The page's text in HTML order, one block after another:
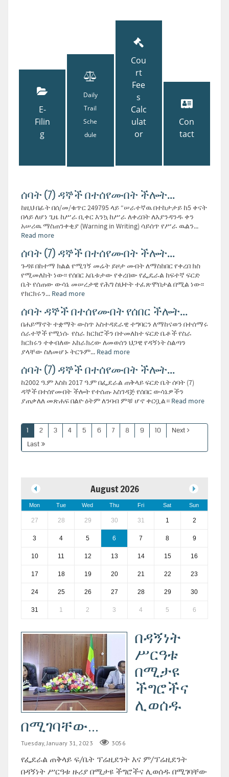
E-
Filin
g
Daily
Trail
Sche
dule
Cou
rt
Fee
s
Calc
ulat
or
Con
tact
ሰባት (7) ዳኞች በተሰየሙበት ችሎት...
ከዚህ በፊት በሰ/መ/ቁጥር 249795 ላይ “ሠራተኛዉ በተከታታይ ከ5 ቀናት
በላይ ለሆነ ጊዜ ከሥራ ቢቀር እንኳ ከሥራ ለቀረበት ለእያንዳንዱ ቀን
አሠሪዉ ማስጠንቀቂያ (Warning in Writing) ሳይሰጥ የሥራ ዉልን...
Read more
ሰባት (7) ዳኞች በተሰየሙበት ችሎት...
ጉዳዩ በከተማ ክልል የሚገኝ መሬት ይዞታ መብት ለማስከበር የቀረበ ክስ
የሚመለከት ነው፡፡ የሰበር አቤቱታው የቀረበው የፌዴራል ከፍተኛ ፍርድ
ቤት የሰጠው ውሳኔ መሠረታዊ የሕግ ስህተት ተፈጽሞበታል በሚል ነው፡፡
የክርክሩን... Read more
ሰባት ዳኞች በተሰየሙበት የሰበር ችሎት...
በሐይማኖት ተቋማት ውስጥ አስተዳደራዊ ተግባርን ለማከናወን በተሰማሩ
ሰራተኞች የሚነሱ የስራ ክርክሮችን በተመለከተ ፍርድ ቤቶች የስራ
ክርክሩን ተቀብለው አከራክረው ለመወሰን ህጋዊ የዳኝነት ስልጣን
ያላቸው ስለመሆኑ ትርጉም... Read more
ሰባት (7) ዳኞች በተሰየሙበት ችሎት...
ከ2002 ዓ.ም እስከ 2017 ዓ.ም በፌደራል ጠቅላይ ፍርድ ቤት ሰባት (7)
ዳኞች በተሰየሙበት ችሎት የተሰጡ አስገዳጅ የሰበር ውሳኔዎችን
ያጠቃለለ መጽሐፍ በልዮ ዕትም ለንባብ ምቹ ሆኖ ቀርቧል። Read more
1 2 3 4 5 6 7 8 9 10
Next
Last
August 2026
Mon Tue Wed Thu Fri Sat Sun
27 28 29 30 31 1 2
3 4 5 6 7 8 9
10 11 12 13 14 15 16
17 18 19 20 21 22 23
24 25 26 27 28 29 30
31 1 2 3 4 5 6
በዳኝነት
ሥርዓቱ
በሚታዩ
ችግሮችና
ሊወሰዱ
በሚገባቸው...
Tuesday, January 31, 2023 3056
የፌደራል ጠቅላይ ፍ/ቤት ፕሬዚደንት እና ም/ፕሬዚደንት
በዳኝነት ሥርዓቱ ዙሪያ በሚታዩ ችግሮችና ሊወሰዱ በሚገባቸው